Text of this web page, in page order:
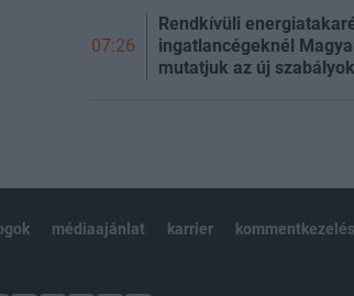
07:26
Rendkívüli
ingatlancégeknél
mutatjuk az új
médiaajánlat karrier kommentkezelés